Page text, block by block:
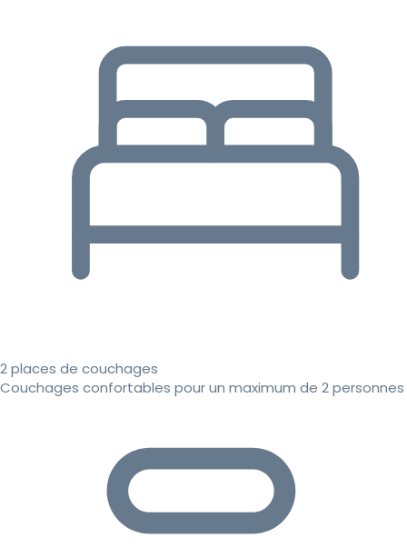
2 places de couchages
Couchages confortables pour un maximum de 2 personnes